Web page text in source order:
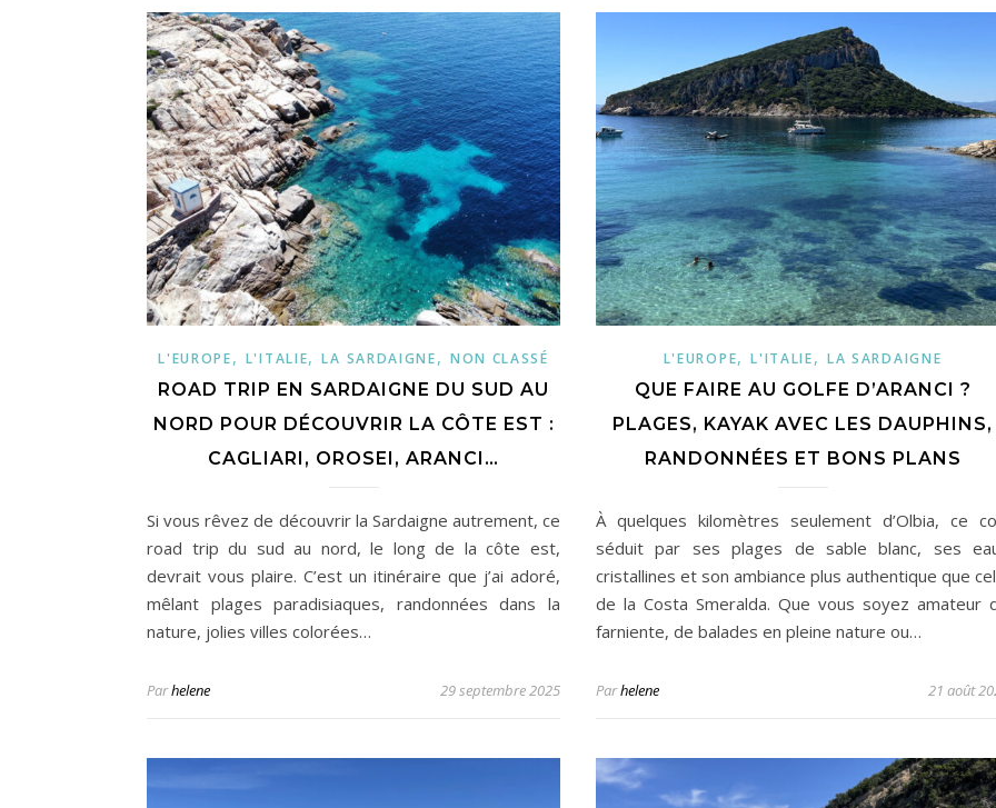
L'EUROPE, L'ITALIE,LA SARDAIGNE, NON CLASSÉ
ROAD TRIP EN SARDAIGNE DU SUD AU
NORD POUR DÉCOUVRIR LA CÔTE EST :
CAGLIARI, OROSEI, ARANCI…
Si vous rêvez de découvrir la Sardaigne autrement, ce
road trip du sud au nord, le long de la côte est,
devrait vous plaire. C’est un itinéraire que j’ai adoré,
mêlant plages paradisiaques, randonnées dans la
nature, jolies villes colorées…
Parhelene 29 septembre 2025
L'EUROPE,L'ITALIE, LA SARDAIGNE
QUE FAIRE AU GOLFE D’ARANCI ?
PLAGES, KAYAK AVEC LES DAUPHINS,
RANDONNÉES ET BONS PLANS
À quelques kilomètres seulement d’Olbia, ce
séduit par ses plages de sable blanc, ses
cristallines et son ambiance plus authentique que
de la Costa Smeralda. Que vous soyez amateur
farniente, de balades en pleine nature ou…
Parhelene 21 août